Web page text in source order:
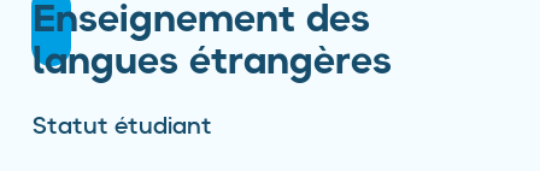
Enseignement des
langues étrangères
Statut étudiant